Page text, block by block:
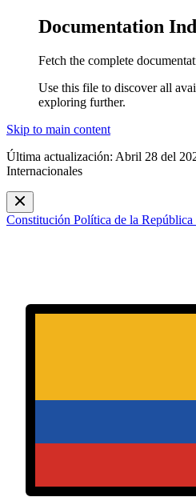
Documentation
Fetch the complete
Use this file to discover all
exploring further.
Skip to main content
Última actualización: Abril 28 del
Internacionales
Constitución Política de la República